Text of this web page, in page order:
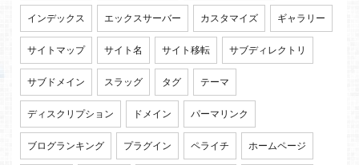
インデックス エックスサーバー カスタマイズ ギャラリー
サイトマップ サイト名 サイト移転 サブディレクトリ
サブドメイン スラッグ タグ テーマ
ディスクリプション ドメイン パーマリンク
ブログランキング プラグイン ペライチ ホームページ